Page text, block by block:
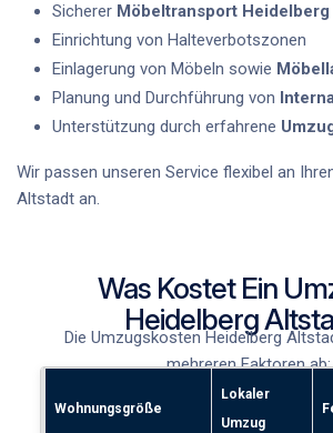
Sicherer Möbeltransport
Einrichtung von Halteverbotszonen
Einlagerung von Möbeln sowie
Planung und Durchführung von
Unterstützung durch erfahrene
Wir passen unseren Service flexibel an
Altstadt an.
Was Kostet Ein
Heidelberg
Die Umzugskosten Heidelberg
mehreren Faktoren ab:
Wohnungsgröße
Lokaler
Umzug